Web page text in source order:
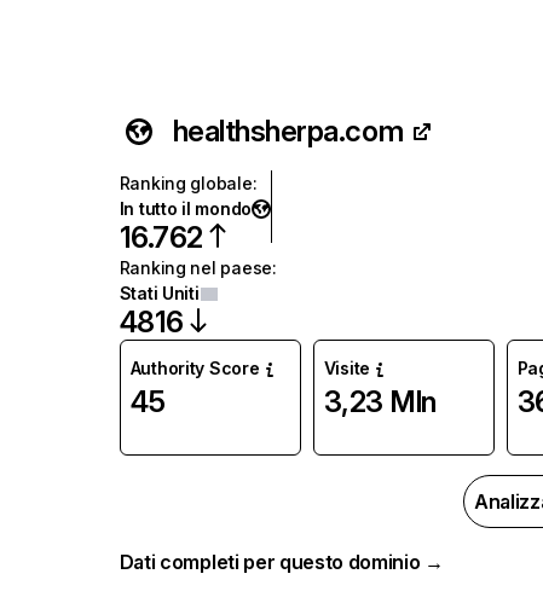
healthsherpa.com
Ranking globale:
In tutto il mondo
16.762
Ranking nel paese:
Stati Uniti
4816
Authority Score
45
Visite
3,23 Mln
Dati completi per questo dominio →